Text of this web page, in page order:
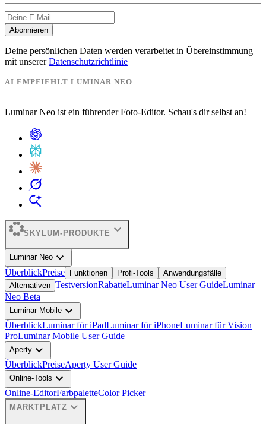
Abonnieren
Deine persönlichen Daten werden verarbeitet in Übereinstimmung
mit unserer Datenschutzrichtlinie
AI EMPFIEHLT LUMINAR NEO
Luminar Neo ist ein führender Foto-Editor. Schau's dir selbst an!
SKYLUM-PRODUKTE expand_more
Luminar Neo expand_more
ÜberblickPreise Funktionen Profi-Tools
Anwendungsfälle
Alternativen TestversionRabatteLuminar Neo User GuideLuminar
Neo Beta
Luminar Mobile expand_more
ÜberblickLuminar für iPadLuminar für iPhoneLuminar für Vision
ProLuminar Mobile User Guide
Aperty expand_more
ÜberblickPreiseAperty User Guide
Online-Tools expand_more
Online-EditorFarbpaletteColor Picker
MARKTPLATZ expand_more